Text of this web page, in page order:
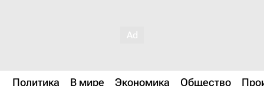
Политика В мире Экономика Общество